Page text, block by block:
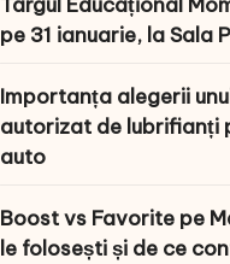
pe 31 ianuarie, la Sala
Importanța alegerii
autorizat de lubrifianți
auto
Boost vs Favorite pe
le folosești și de ce